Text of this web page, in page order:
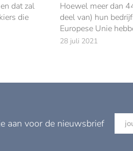
dat zal
die
Hoewel meer dan
deel van) hun
Europese Unie
Koninkrijk voor
28 juli 2021
aan voor de nieuwsbrief